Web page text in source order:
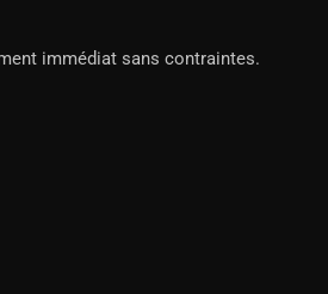
immédiat sans contraintes.